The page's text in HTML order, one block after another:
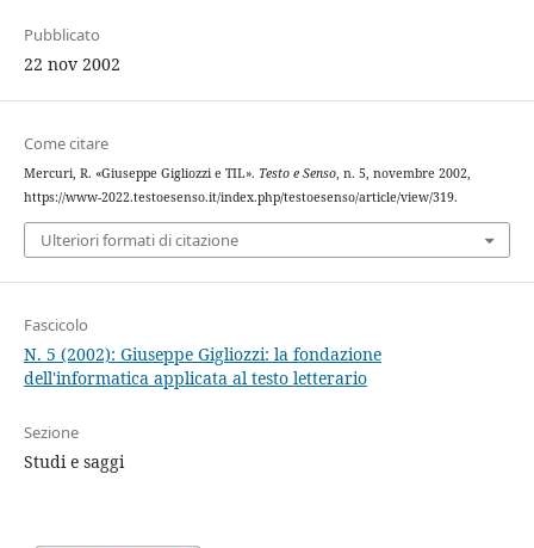
Pubblicato
22 nov 2002
Come citare
Mercuri, R. «Giuseppe Gigliozzi e TIL». Testo e Senso, n. 5, novembre 2002,
https://www-2022.testoesenso.it/index.php/testoesenso/article/view/319.
Ulteriori formati di citazione
Fascicolo
N. 5 (2002): Giuseppe Gigliozzi: la fondazione
dell'informatica applicata al testo letterario
Sezione
Studi e saggi